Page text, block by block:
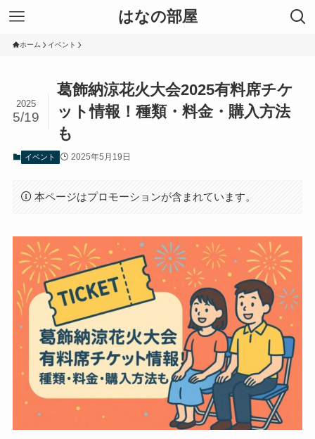
はなの部屋
ホーム イベント
葛飾納涼花火大会2025有料席チケ
ット情報！種類・料金・購入方法
も
2025
5/19
イベント 2025年5月19日
本ページはプロモーションが含まれています。